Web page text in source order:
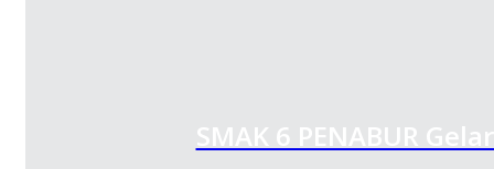
SMAK 6 PENABUR